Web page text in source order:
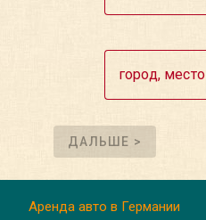
город, место
ДАЛЬШЕ >
Аренда авто в Германии